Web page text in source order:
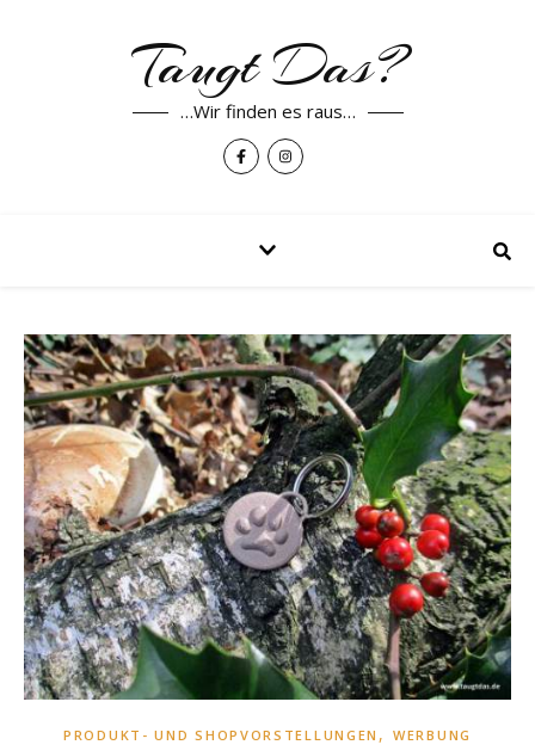
Taugt Das?
…Wir finden es raus…
PRODUKT- UND SHOPVORSTELLUNGEN ,WERBUNG